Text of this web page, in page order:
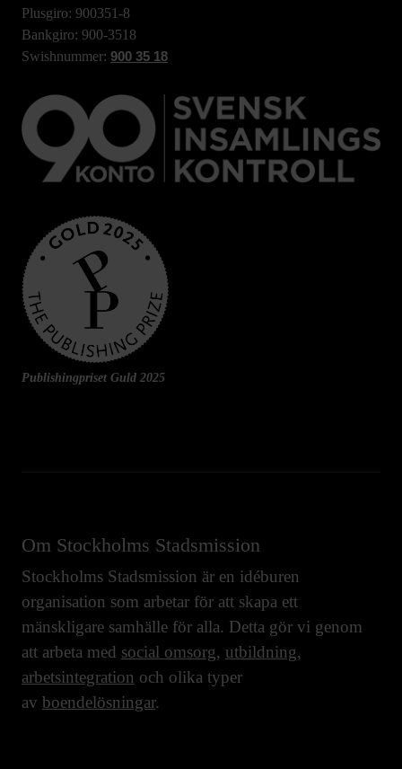
Plusgiro: 900351-8
Bankgiro: 900-3518
Swishnummer: 900 35 18
Publishingpriset Guld 2025
Om Stockholms Stadsmission
Stockholms Stadsmission är en idéburen
organisation som arbetar för att skapa ett
mänskligare samhälle för alla. Detta gör vi genom
att arbeta med social omsorg, utbildning,
arbetsintegration och olika typer
av boendelösningar.